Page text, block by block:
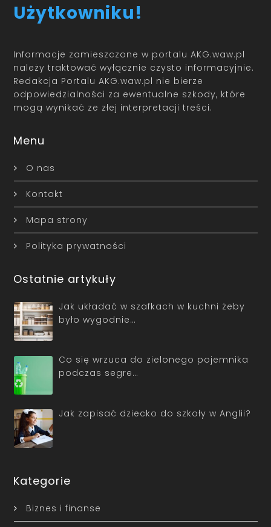
Użytkowniku!
Informacje zamieszczone w portalu AKG.waw.pl
należy traktować wyłącznie czysto informacyjnie.
Redakcja Portalu AKG.waw.pl nie bierze
odpowiedzialności za ewentualne szkody, które
mogą wynikać ze złej interpretacji treści.
Menu
O nas
Kontakt
Mapa strony
Polityka prywatności
Ostatnie artykuły
Jak układać w szafkach w kuchni żeby
było wygodnie…
Co się wrzuca do zielonego pojemnika
podczas segre…
Jak zapisać dziecko do szkoły w Anglii?
Kategorie
Biznes i finanse